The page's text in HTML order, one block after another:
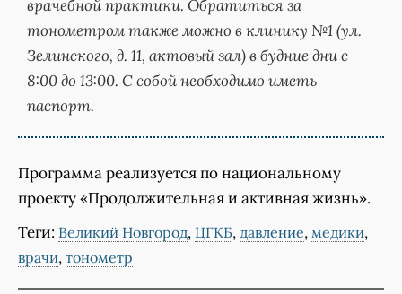
врачебной практики. Обратиться за
тонометром также можно в клинику №1 (ул.
Зелинского, д. 11, актовый зал) в будние дни с
8:00 до 13:00. С собой необходимо иметь
паспорт.
Программа реализуется по национальному
проекту «Продолжительная и активная жизнь».
Теги: Великий Новгород, ЦГКБ, давление, медики,
врачи, тонометр